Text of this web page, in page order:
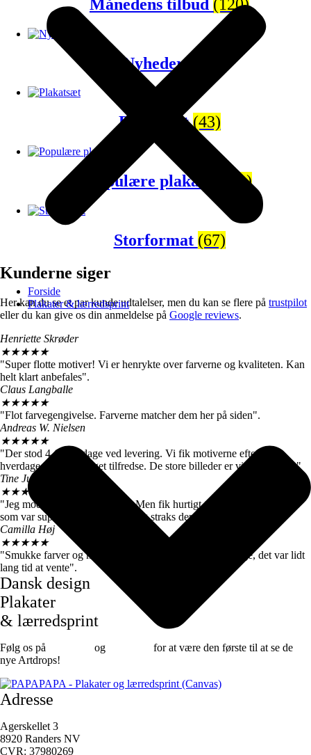
Forside
Plakater & lærredsprint
Månedens tilbud (120)
Nyheder
Plakatsæt(43)
Populære plakater (81)
Storformat (67)
Kunderne siger
Her kan du se et par kunde udtalelser, men du kan se flere på trustpilot
eller du kan give os din anmeldelse på Google reviews.
Henriette Skrøder
★★★★★
"Super flotte motiver! Vi er henrykte over farverne og kvaliteten. Kan
helt klart anbefales".
Claus Langballe
★★★★★
"Flot farvegengivelse. Farverne matcher dem her på siden".
Andreas W. Nielsen
★★★★★
"Der stod 4-6 hverdage ved levering. Vi fik motiverne efter 3
hverdage, så vi er meget tilfredse. De store billeder er virkelig flotte."
Tine Juul
★★★
"Jeg modtog en forkert plakat. Men fik hurtigt talt med kundeservice
som var super søde og sendte mig straks den rigtige".
Camilla Høj
★★★★★
"Smukke farver og motiver, de kom dog først efter 7 dage, det var lidt
lang tid at vente".
Dansk design
Plakater
& lærredsprint
Følg os på og
for at være den første til at se de
nye Artdrops!
Adresse
Agerskellet 3
8920 Randers NV
CVR: 37980269